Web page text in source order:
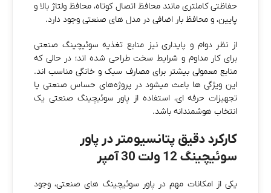
حفاظتی کاملتری مانند محافظ اتصال کوتاه، محافظ ولتاژ بالا و
پایین، و محافظ بار اضافی در مدل‌ های صنعتی وجود دارد.
از نظر دوام و پایداری نیز منابع تغذیه سوئیچینگ صنعتی
برای کار مداوم و شرایط سخت طراحی شده‌ اند؛ در حالی که
منابع معمولی بیشتر برای مصارف سبک و خانگی مناسب‌ اند.
این ویژگی‌ ها باعث میشود در پروژه‌های حساس صنعتی یا
تجهیزات حرفه‌ ای، استفاده از پاور سوئیچینگ صنعتی یک
انتخاب هوشمندانه باشد.
کارکرد دقیق پتانسیومتر در پاور
سوئیچینگ 12 ولت 30 آمپر
یکی از امکانات مهم در پاور سوئیچینگ‌ های صنعتی، وجود